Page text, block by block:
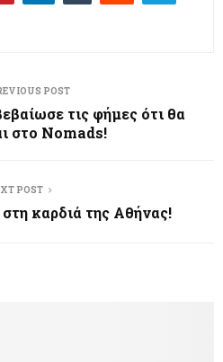
POST
τις φήμες ότι θα
στο Nomads!
POST
καρδιά της Αθήνας!